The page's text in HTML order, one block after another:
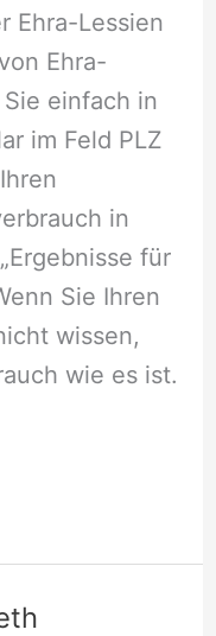
Ehra-Lessien
Ehra-
einfach in
im Feld PLZ
in
für
Sie Ihren
wissen,
wie es ist.